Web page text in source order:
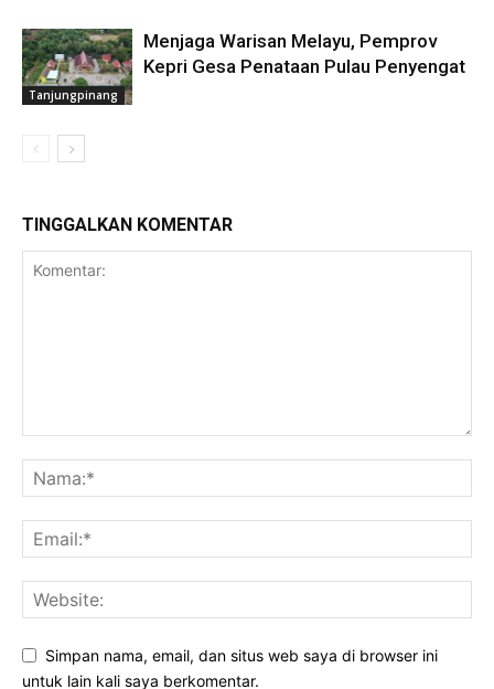
Tanjungpinang
Menjaga Warisan Melayu, Pemprov
Kepri Gesa Penataan Pulau Penyengat
TINGGALKAN KOMENTAR
Simpan nama, email, dan situs web saya di browser ini
untuk lain kali saya berkomentar.